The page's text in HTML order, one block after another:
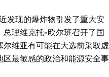
发现的爆炸物引发了重大安
理维克托-欧尔班召开了国
维亚有可能在大选前采取虚
最敏感的政治和能源安全事